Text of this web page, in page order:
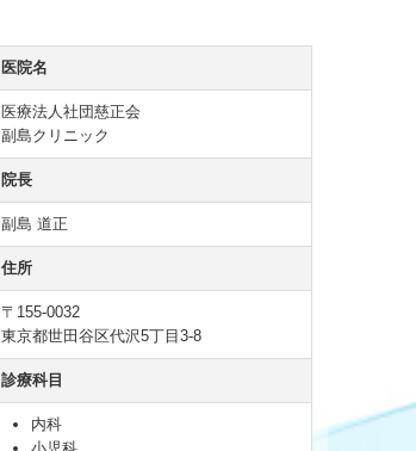
医院名
医療法人社団慈正会
副島クリニック
院長
副島 道正
住所
〒155-0032
東京都世田谷区代沢5丁目3-8
診療科目
内科